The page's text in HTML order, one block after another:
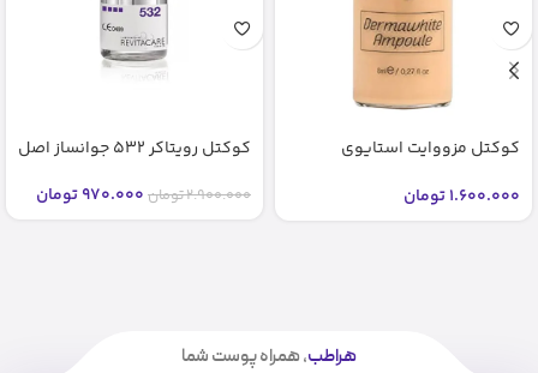
کوکتل مزووایت استایوی
1.600.000تومان
کوکتل رویتاکر 532 جوانساز اصل
2.900.000تومان 970.000تومان
هراطب، همراه پوست شما